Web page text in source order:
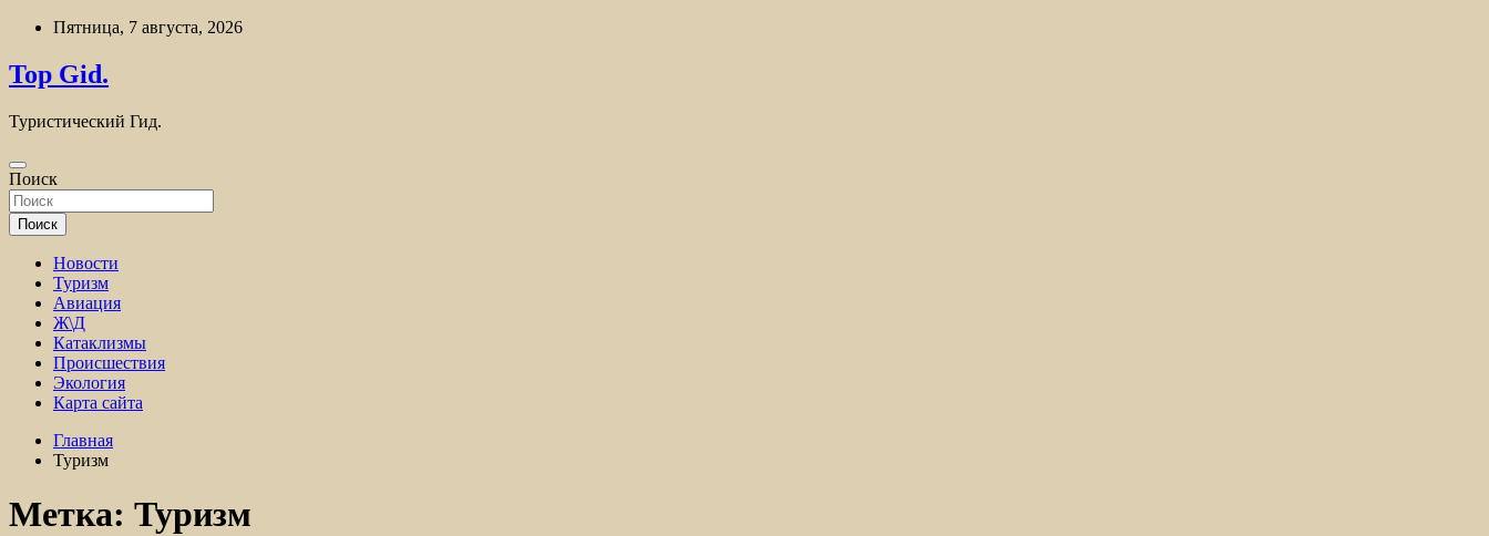
Перейти
содержимому
Пятница, 7 августа, 2026
Top Gid.
Туристический Гид.
Поиск
Поиск
Новости
Туризм
Авиация
Ж\Д
Катаклизмы
Происшествия
Экология
Карта сайта
Главная
Туризм
Метка: Туризм